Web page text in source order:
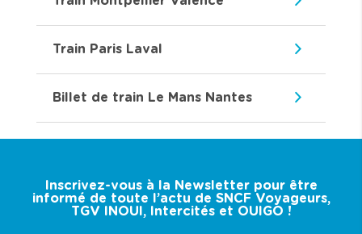
Train Paris Laval
Billet de train Le Mans Nantes
Inscrivez-vous à la Newsletter pour être
informé de toute l’actu de SNCF Voyageurs,
TGV INOUI, Intercités et OUIGO !